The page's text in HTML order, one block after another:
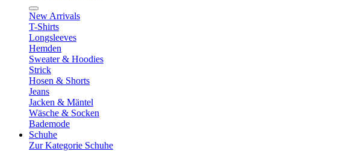
New Arrivals
T-Shirts
Longsleeves
Hemden
Sweater & Hoodies
Strick
Hosen & Shorts
Jeans
Jacken & Mäntel
Wäsche & Socken
Bademode
Schuhe
Zur Kategorie Schuhe